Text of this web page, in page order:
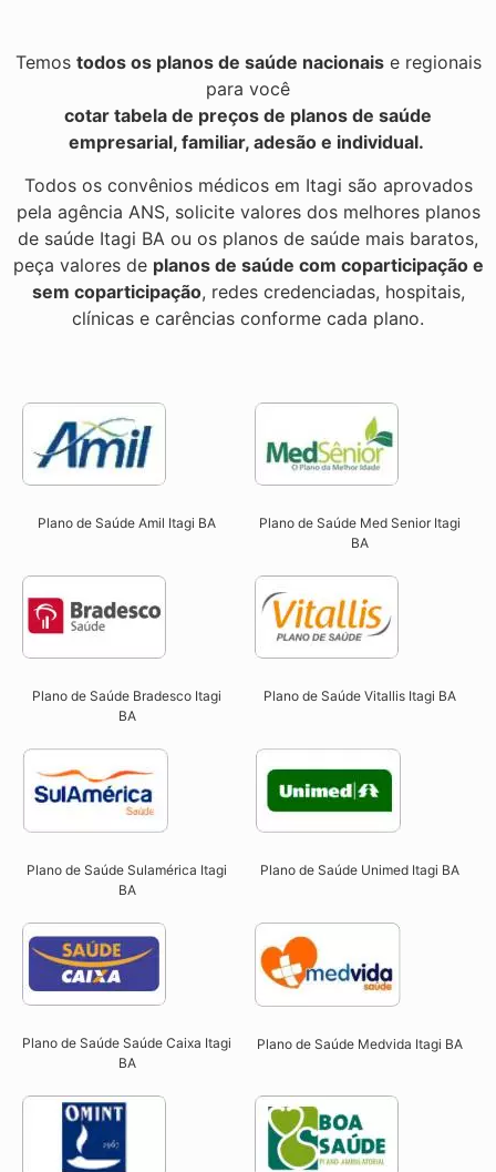
Temos todos os planos de saúde nacionaise regionais
para você
cotar tabela de preços de planos de saúde
empresarial, familiar, adesão e individual.
Todos os convênios médicos em Itagi são aprovados
pela agência ANS, solicite valores dos melhores planos
de saúde Itagi BA ou os planos de saúde mais baratos,
peça valores de planos de saúde com coparticipação e
sem coparticipação, redes credenciadas, hospitais,
clínicas e carências conforme cada plano.
Plano de Saúde Amil Itagi BA
Plano de Saúde Med Senior Itagi
BA
Plano de Saúde Bradesco Itagi
BA
Plano de Saúde Vitallis Itagi BA
Plano de Saúde Sulamérica Itagi
BA
Plano de Saúde Unimed Itagi BA
Plano de Saúde Saúde Caixa Itagi
BA​
Plano de Saúde Medvida Itagi BA